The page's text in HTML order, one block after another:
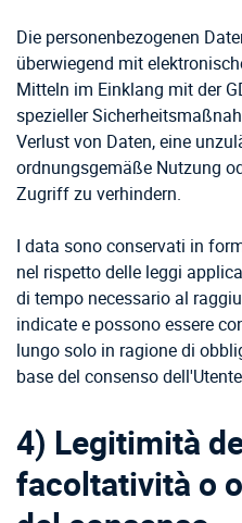
Die personenbezogenen
überwiegend mit
Mitteln im Einklang mit der
spezieller
Verlust von Daten, eine
ordnungsgemäße Nutzung
Zugriff zu verhindern.
I data sono conservati in
nel rispetto delle leggi
di tempo necessario al
indicate e possono essere
lungo solo in ragione di
base del consenso
4) Legitimità
facoltatività o